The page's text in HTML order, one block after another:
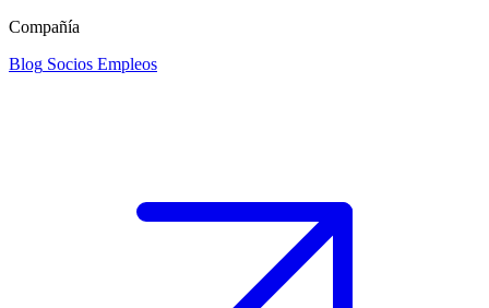
Compañía
Blog Socios Empleos